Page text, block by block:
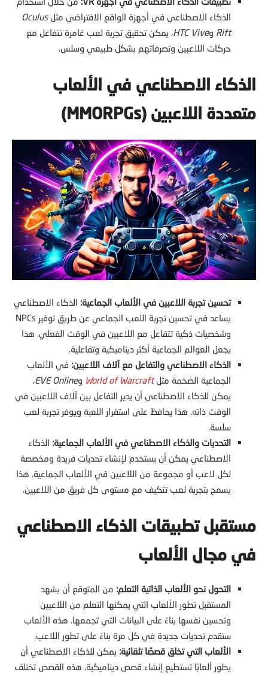
الذكاء الاصطناعي في أجهزة الواقع الافتراضي مثلOculus
Rift وHTC Vive، يمكن تحقيق تجربة لعب غامرة تتفاعل مع
حركات اللاعبين وتصرفاتهم بشكل طبيعي وسلس.
الذكاء الاصطناعي في الألعاب
متعددة اللاعبين (MMORPGs)
تحسين تجربة اللاعبين في الألعاب الجماعية: الذكاء الاصطناعي
يساعد في تحسين تجربة اللعب الجماعي عن طريق توفير NPCs
وشخصيات ذكية تتفاعل مع اللاعبين في الوقت الفعلي. هذا
يجعل العوالم الجماعية أكثر ديناميكية وتفاعلية.
الذكاء الاصطناعي والتفاعل مع آلاف اللاعبين: في الألعاب
الجماعية الضخمة مثلWorld of Warcraft وEVE Online،
يمكن للذكاء الاصطناعي أن يدير التفاعل بين آلاف اللاعبين في
الوقت ذاته. هذا يحافظ على استقرار اللعبة ويوفر تجربة لعب
سلسة.
التحديات والذكاء الاصطناعي في الألعاب الجماعية: الذكاء
الاصطناعي يمكن أن يستخدم لإنشاء تحديات فريدة ومخصصة
لكل لاعب أو مجموعة من اللاعبين في الألعاب الجماعية. هذا
يسمح بتجربة لعب تتكيف مع مستوى كل فريق من اللاعبين.
مستقبل تطبيقات الذكاء الاصطناعي
في مجال الألعاب
التحول نحو الألعاب الذاتية التعلم: من المتوقع أن يشهد
المستقبل تطور الألعاب التي يمكنها التعلم من اللاعبين
وتحسين نفسها بناءً على البيانات التي تجمعها. هذه الألعاب
ستقدم تحديات جديدة في كل مرة بناءً على تطور اللاعب.
الألعاب التي تخلق قصصًا تلقائية: يمكن للذكاء الاصطناعي أن
يطور ألعابًا تستطيع إنشاء قصص ديناميكية. هذه القصص تختلف